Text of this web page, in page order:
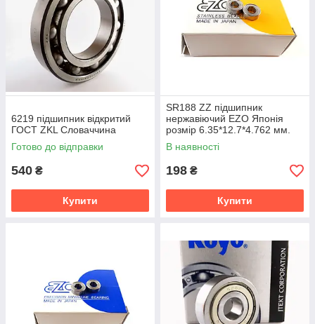
6219 підшипник відкритий
ГОСТ ZKL Словаччина
Готово до відправки
540 ₴
Купити
SR188 ZZ підшипник
нержавіючий EZO Японія
розмір 6.35*12.7*4.762 мм.
В наявності
198 ₴
Купити